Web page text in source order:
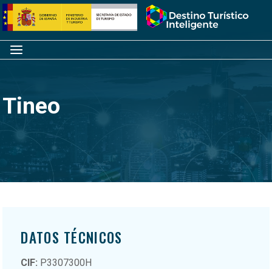
Saltar
al
contenido
Inicio
Menú
Tineo
DATOS TÉCNICOS
CIF: P3307300H